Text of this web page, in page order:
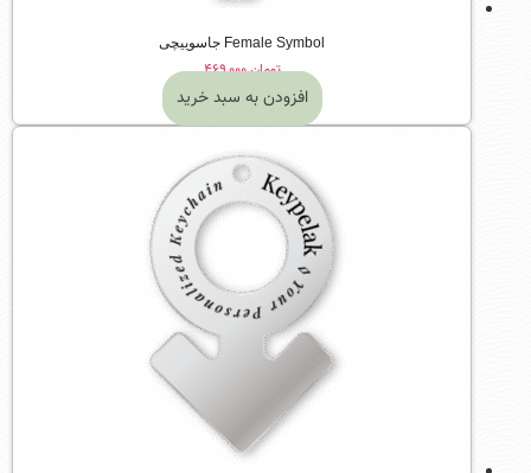
Female Symbol جاسوییچی
تومان۴۶۹,۰۰۰
افزودن به سبد خرید